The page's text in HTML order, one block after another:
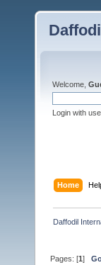
Welcome,
Login with
Home
Daffodil
Pages: [1]